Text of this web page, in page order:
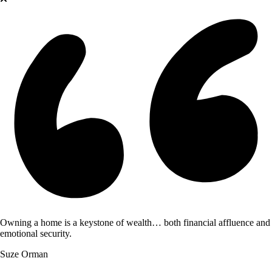
Owning a home is a keystone of wealth… both financial affluence and
emotional security.
Suze Orman